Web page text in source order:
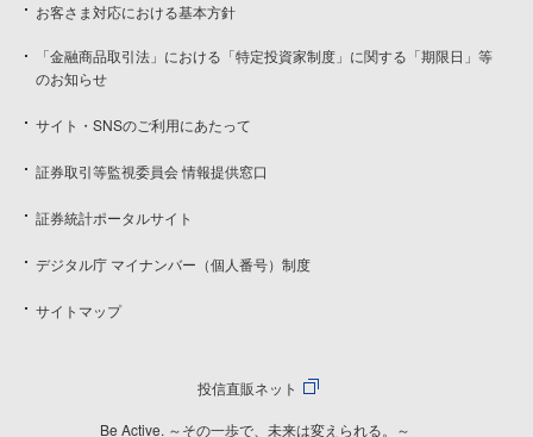
お客さま対応における基本方針
「金融商品取引法」における「特定投資家制度」に関する「期限日」等
のお知らせ
サイト・SNSのご利用にあたって
証券取引等監視委員会 情報提供窓口
証券統計ポータルサイト
デジタル庁 マイナンバー（個人番号）制度
サイトマップ
投信直販ネット
Be Active. ～その一歩で、未来は変えられる。～